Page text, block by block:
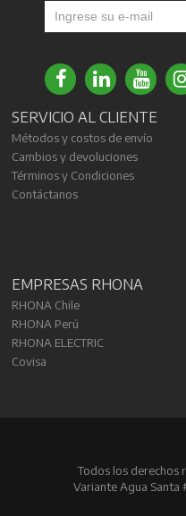
SERVICIO AL CLIENTE
Métodos y costos de envío
Cambios y devoluciones
Términos y Condiciones
Contáctanos
EMPRESAS RHONA
RHONA Chile
RHONA Perú
RHONA ELECTRIC
Covisa
Todos los derechos
Variante Agua Santa